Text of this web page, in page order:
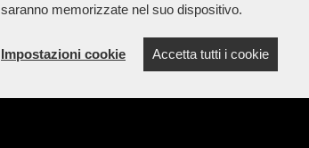
saranno memorizzate nel suo dispositivo.
Impostazioni cookie Accetta tutti i cookie